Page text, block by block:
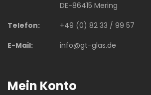
DE-86415 Mering
Telefon:
+49 (0) 82 33 / 99 57
E-Mail:
info@gt-glas.de
Mein Konto